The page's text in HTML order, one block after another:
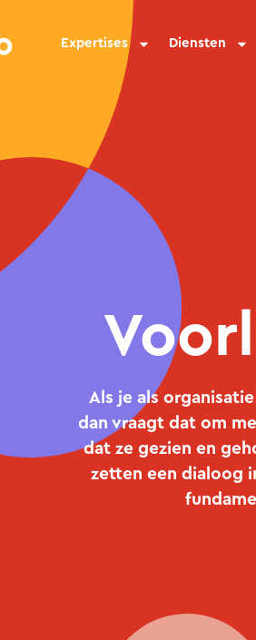
Expertises Diensten
Als je als
dan vraagt dat om
dat ze gezien en
zetten een dialoog